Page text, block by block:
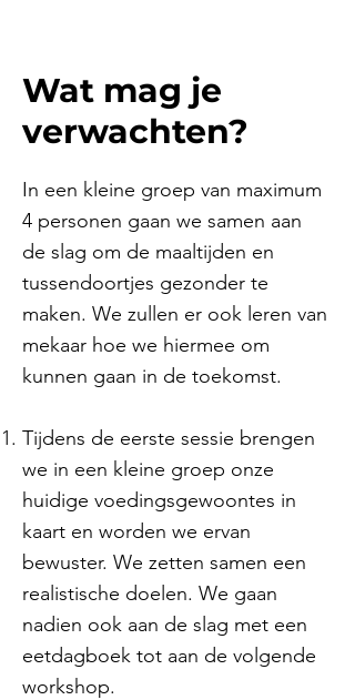
Wat mag je
verwachten?
In een kleine groep van maximum
4 personen gaan we samen aan
de slag om de maaltijden en
tussendoortjes gezonder te
maken. We zullen er ook leren van
mekaar hoe we hiermee om
kunnen gaan in de toekomst.
Tijdens de eerste sessie brengen
we in een kleine groep onze
huidige voedingsgewoontes in
kaart en worden we ervan
bewuster. We zetten samen een
realistische doelen. We gaan
nadien ook aan de slag met een
eetdagboek tot aan de volgende
workshop.